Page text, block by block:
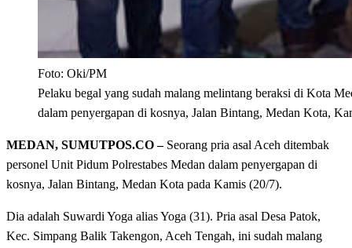
Foto: Oki/PM
Pelaku begal yang sudah malang melintang beraksi di Kota
dalam penyergapan di kosnya, Jalan Bintang, Medan Kota,
MEDAN, SUMUTPOS.CO– Seorang pria asal Aceh ditembak
personel Unit Pidum Polrestabes Medan dalam penyergapan di
kosnya, Jalan Bintang, Medan Kota pada Kamis (20/7).
Dia adalah Suwardi Yoga alias Yoga (31). Pria asal Desa Patok,
Kec. Simpang Balik Takengon, Aceh Tengah, ini sudah malang